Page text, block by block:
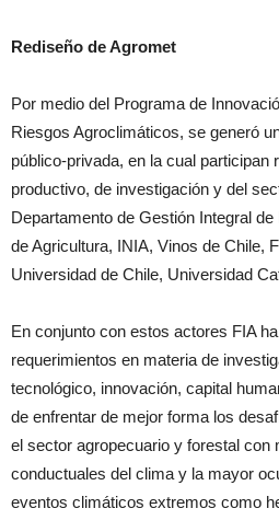
Rediseño de Agromet
Por medio del Programa de
Riesgos Agroclimáticos, se generó
público-privada, en la cual participan
productivo, de investigación y del
Departamento de Gestión Integral
de Agricultura, INIA, Vinos de Chile,
Universidad de Chile, Universidad
En conjunto con estos actores FIA
requerimientos en materia de
tecnológico, innovación, capital
de enfrentar de mejor forma los
el sector agropecuario y forestal con
conductuales del clima y la mayor
eventos climáticos extremos como